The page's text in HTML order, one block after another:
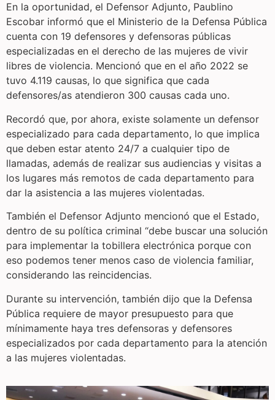
En la oportunidad, el Defensor Adjunto, Paublino
Escobar informó que el Ministerio de la Defensa Pública
cuenta con 19 defensores y defensoras públicas
especializadas en el derecho de las mujeres de vivir
libres de violencia. Mencionó que en el año 2022 se
tuvo 4.119 causas, lo que significa que cada
defensores/as atendieron 300 causas cada uno.
Recordó que, por ahora, existe solamente un defensor
especializado para cada departamento, lo que implica
que deben estar atento 24/7 a cualquier tipo de
llamadas, además de realizar sus audiencias y visitas a
los lugares más remotos de cada departamento para
dar la asistencia a las mujeres violentadas.
También el Defensor Adjunto mencionó que el Estado,
dentro de su política criminal “debe buscar una solución
para implementar la tobillera electrónica porque con
eso podemos tener menos caso de violencia familiar,
considerando las reincidencias.
Durante su intervención, también dijo que la Defensa
Pública requiere de mayor presupuesto para que
mínimamente haya tres defensoras y defensores
especializados por cada departamento para la atención
a las mujeres violentadas.